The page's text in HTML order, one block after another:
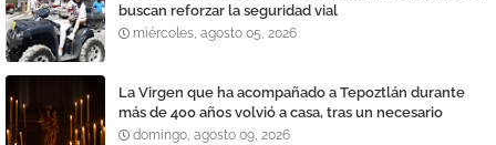
buscan reforzar la seguridad vial
miércoles, agosto 05, 2026
La Virgen que ha acompañado a Tepoztlán durante
más de 400 años volvió a casa, tras un necesario
proceso de restauración y reparación
domingo, agosto 09, 2026